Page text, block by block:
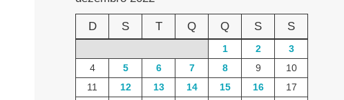
D S T Q Q S S
1 2
3
4
5 6 7 8 9
10
11
12 13 14 15 16
17